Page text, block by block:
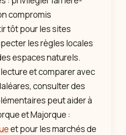
compromis
tôt pour les sites
les règles locales
espaces naturels.
et comparer avec
consulter des
peut aider à
et Majorque :
et pour les marchés de